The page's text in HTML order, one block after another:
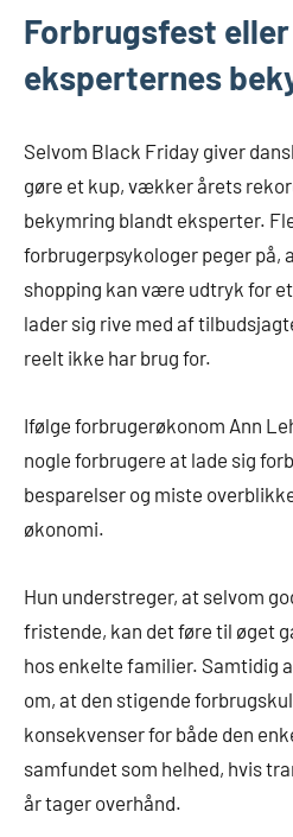
Forbrugsfest
eksperternes
Selvom Black Friday giver
gøre et kup, vækker årets
bekymring blandt eksperter.
forbrugerpsykologer peger på,
shopping kan være udtryk for
lader sig rive med af
reelt ikke har brug for.
Ifølge forbrugerøkonom Ann
nogle forbrugere at lade sig
besparelser og miste
økonomi.
Hun understreger, at selvom
fristende, kan det føre til øget
hos enkelte familier. Samtidig
om, at den stigende
konsekvenser for både den
samfundet som helhed, hvis
år tager overhånd.